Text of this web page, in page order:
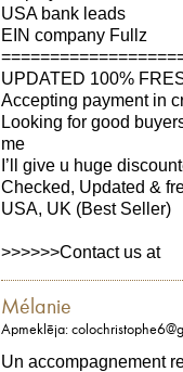
USA bank leads
EIN company Fullz
UPDATED 100%
Accepting payment in
Looking for good
me
I’ll give u huge
Checked, Updated &
USA, UK (Best Seller)
>>>>>>Contact us at
Mélanie
Apmeklēja:
Un accompagnement